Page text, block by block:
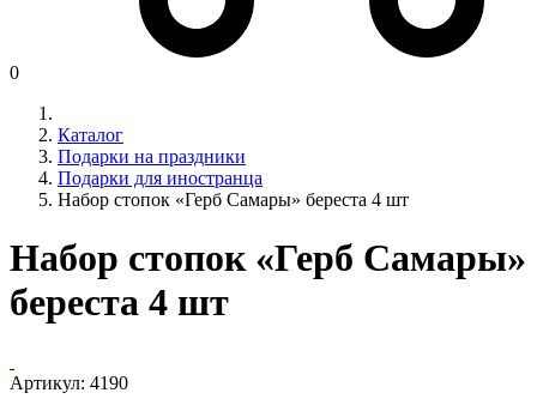
0
Каталог
Подарки на праздники
Подарки для иностранца
Набор стопок «Герб Самары» береста 4 шт
Набор стопок «Герб Самары»
береста 4 шт
Артикул: 4190